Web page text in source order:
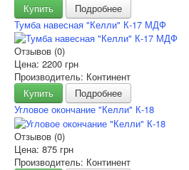
Купить
Подробнее
Тумба навесная "Келли" К-17 МДФ
Отзывов (0)
Цена: 2200 грн
Производитель: Континент
Купить
Подробнее
Угловое окончание "Келли" К-18
Отзывов (0)
Цена: 875 грн
Производитель: Континент